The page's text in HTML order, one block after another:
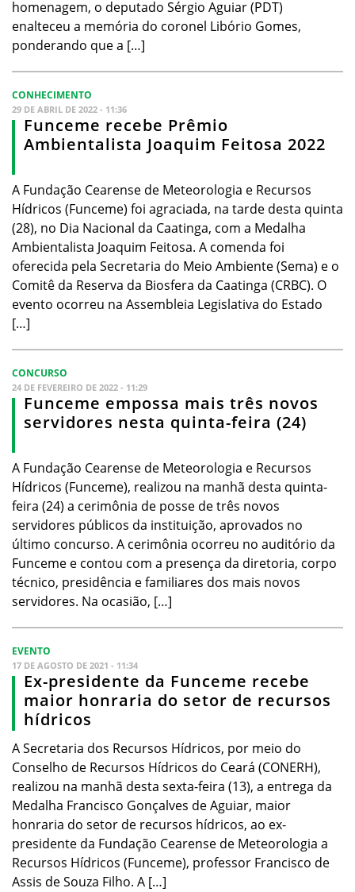
homenagem, o deputado Sérgio Aguiar (PDT)
enalteceu a memória do coronel Libório Gomes,
ponderando que a […]
CONHECIMENTO
29 DE ABRIL DE 2022 - 11:36
Funceme recebe Prêmio
Ambientalista Joaquim Feitosa 2022
A Fundação Cearense de Meteorologia e Recursos
Hídricos (Funceme) foi agraciada, na tarde desta quinta
(28), no Dia Nacional da Caatinga, com a Medalha
Ambientalista Joaquim Feitosa. A comenda foi
oferecida pela Secretaria do Meio Ambiente (Sema) e o
Comitê da Reserva da Biosfera da Caatinga (CRBC). O
evento ocorreu na Assembleia Legislativa do Estado
[…]
CONCURSO
24 DE FEVEREIRO DE 2022 - 11:29
Funceme empossa mais três novos
servidores nesta quinta-feira (24)
A Fundação Cearense de Meteorologia e Recursos
Hídricos (Funceme), realizou na manhã desta quinta-
feira (24) a cerimônia de posse de três novos
servidores públicos da instituição, aprovados no
último concurso. A cerimônia ocorreu no auditório da
Funceme e contou com a presença da diretoria, corpo
técnico, presidência e familiares dos mais novos
servidores. Na ocasião, […]
EVENTO
17 DE AGOSTO DE 2021 - 11:34
Ex-presidente da Funceme recebe
maior honraria do setor de recursos
hídricos
A Secretaria dos Recursos Hídricos, por meio do
Conselho de Recursos Hídricos do Ceará (CONERH),
realizou na manhã desta sexta-feira (13), a entrega da
Medalha Francisco Gonçalves de Aguiar, maior
honraria do setor de recursos hídricos, ao ex-
presidente da Fundação Cearense de Meteorologia a
Recursos Hídricos (Funceme), professor Francisco de
Assis de Souza Filho. A […]